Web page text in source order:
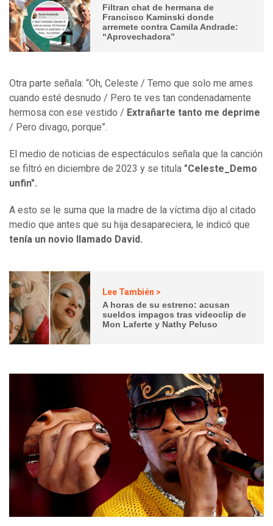
Filtran chat de hermana de
Francisco Kaminski donde
arremete contra Camila Andrade:
“Aprovechadora”
Otra parte señala: “Oh, Celeste / Temo que solo me ames
cuando esté desnudo / Pero te ves tan condenadamente
hermosa con ese vestido / Extrañarte tanto me deprime
/ Pero divago, porque”.
El medio de noticias de espectáculos señala que la canción
se filtró en diciembre de 2023 y se titula "Celeste_Demo
unfin".
A esto se le suma que la madre de la víctima dijo al citado
medio que antes que su hija desapareciera, le indicó que
tenía un novio llamado David.
Lee También >
A horas de su estreno: acusan
sueldos impagos tras videoclip de
Mon Laferte y Nathy Peluso